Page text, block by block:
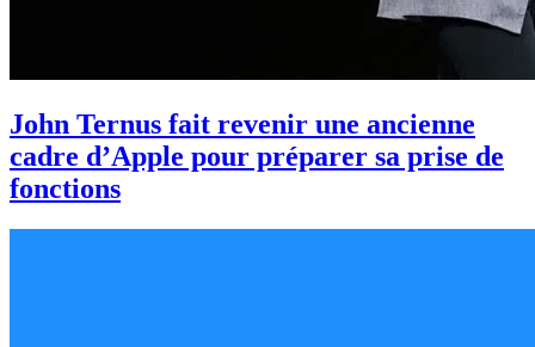
John Ternus fait revenir une ancienne
cadre d’Apple pour préparer sa prise de
fonctions